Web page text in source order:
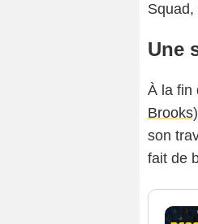
Squad,
Une
À la fin
Brooks
son
fait de